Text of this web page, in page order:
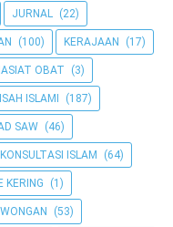
JURNAL (22)
(100) KERAJAAN (17)
OBAT (3)
ISLAMI (187)
SAW (46)
KONSULTASI ISLAM (64)
KERING (1)
(53)